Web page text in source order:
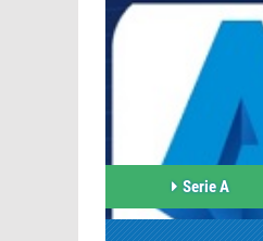
Serie A